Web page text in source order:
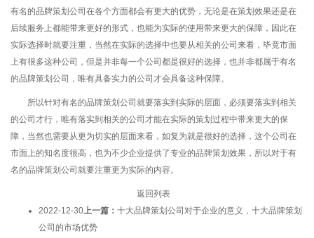
有名的品牌策划公司在各个方面都会有更大的优势，无论是在策划效果还是在
后续服务上都能带来更好的形式，也能为实际的使用带来更大的保障，因此在
实际选择时就要注重，当然在实际的选择中也要从相关的公司来看，毕竟市面
上有很多这种公司，但是并非每一个公司都是很好的选择，也并非都属于有名
的品牌策划公司，唯有具备实力的公司才会具备这种保障。
所以针对有名的品牌策划公司就要落实到实际的层面，必须要落实到相关
的公司才行，唯有落实到相关的公司才能在实际的策划过程中带来更大的保
障，当然也需要从更为切实的层面来看，如复为就是很好的选择，这个公司在
市面上的知名度很高，也为不少企业提供了专业的品牌策划效果，所以对于有
名的品牌策划公司就要注重更为实际的内容。
返回列表
2022-12-30上一篇： 十大品牌策划公司对于企业的意义，十大品牌策划
公司的市场优势